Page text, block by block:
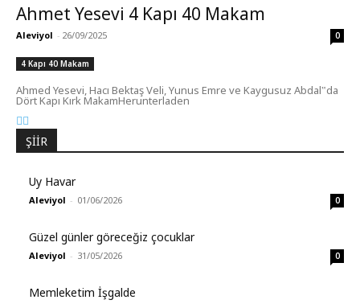
Ahmet Yesevi 4 Kapı 40 Makam
Aleviyol - 26/09/2025 0
4 Kapı 40 Makam
Ahmed Yesevi, Hacı Bektaş Veli, Yunus Emre ve Kaygusuz Abdal‟da
Dört Kapı Kırk MakamHerunterladen
ŞIIR
Uy Havar
Aleviyol - 01/06/2026 0
Güzel günler göreceğiz çocuklar
Aleviyol - 31/05/2026 0
Memleketim İşgalde